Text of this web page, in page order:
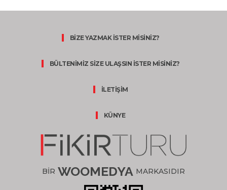
BİZE YAZMAK İSTER MİSİNİZ?
BÜLTENİMİZ SİZE ULAŞSIN İSTER MİSİNİZ?
İLETİŞİM
KÜNYE
BİR WOOMEDYA MARKASIDIR